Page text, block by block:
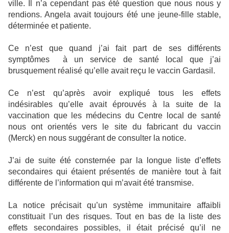
ville. Il n’a cependant pas été question que nous nous y
rendions. Angela avait toujours été une jeune-fille stable,
déterminée et patiente.
Ce n’est que quand j’ai fait part de ses différents
symptômes
à un service de santé local que j’ai
brusquement réalisé qu’elle avait reçu le vaccin Gardasil.
Ce n’est qu’après avoir expliqué tous les effets
indésirables qu’elle avait éprouvés à la suite de la
vaccination que les médecins du Centre local de santé
nous ont orientés vers le site du fabricant du vaccin
(Merck) en nous suggérant de consulter la notice.
J’ai de suite été consternée par la longue liste d’effets
secondaires qui étaient présentés de manière tout à fait
différente de l’information qui m’avait été transmise.
La notice précisait qu’un système immunitaire affaibli
constituait l’un des risques. Tout en bas de la liste des
effets secondaires possibles, il était précisé qu’il ne